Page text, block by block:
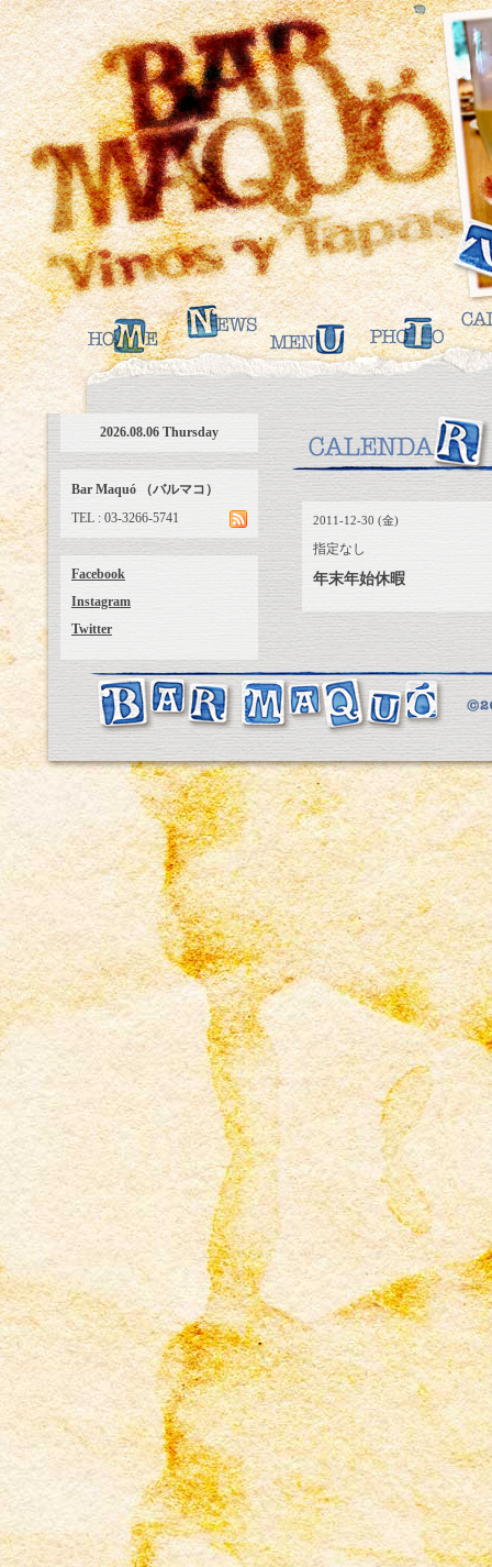
2011-12-30 (金)
指定なし
年末年始休暇
2026.08.06 Thursday
Bar Maquó （バルマコ）
TEL : 03-3266-5741
Facebook
Instagram
Twitter